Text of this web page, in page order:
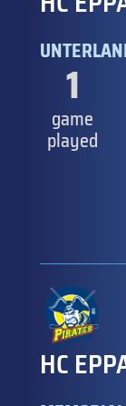
1
game
played
HC